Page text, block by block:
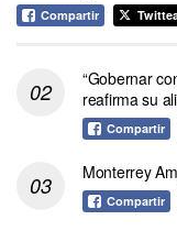
Compartir
“Gobernar
reafirma su
Compartir
Monterrey
Compartir